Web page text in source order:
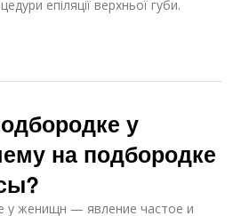
епіляції верхньої губи.
у
на подбородке
у женищн — явление частое и